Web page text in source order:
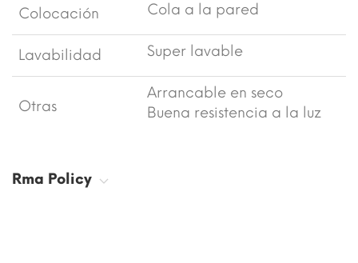
Colocación Cola a la pared
Lavabilidad Super lavable
Otras
Arrancable en seco
Buena resistencia a la luz
Rma Policy